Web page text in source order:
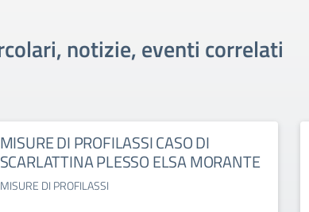
notizie, eventi correlati
MISURE DI PROFILASSI CASO DI
SCARLATTINA PLESSO ELSA MORANTE
MISURE DI PROFILASSI